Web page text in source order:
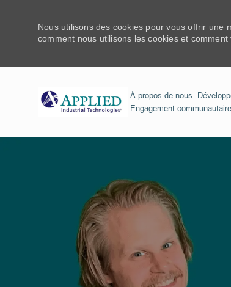
Nous utilisons des cookies pour vous offrir une
comment nous utilisons les cookies et
À propos de nous
Engagement communautaire